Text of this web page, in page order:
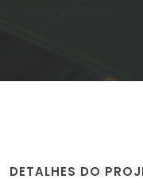
DETALHES DO